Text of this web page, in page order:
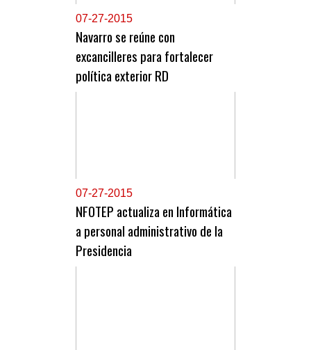
07-27-2015
Navarro se reúne con
excancilleres para fortalecer
política exterior RD
07-27-2015
NFOTEP actualiza en Informática
a personal administrativo de la
Presidencia